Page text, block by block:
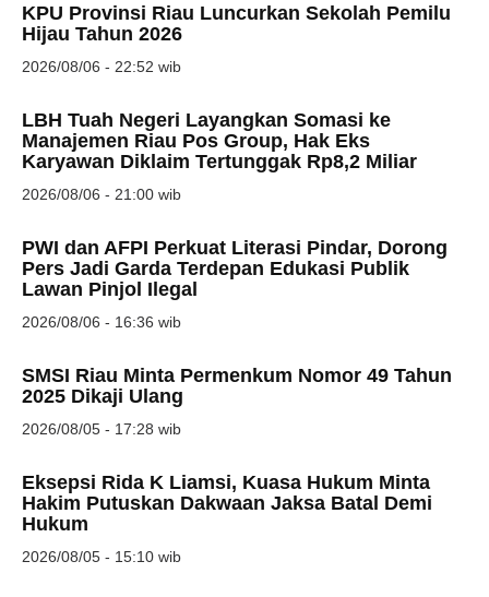
KPU Provinsi Riau Luncurkan Sekolah Pemilu
Hijau Tahun 2026
2026/08/06 - 22:52 wib
LBH Tuah Negeri Layangkan Somasi ke
Manajemen Riau Pos Group, Hak Eks
Karyawan Diklaim Tertunggak Rp8,2 Miliar
2026/08/06 - 21:00 wib
PWI dan AFPI Perkuat Literasi Pindar, Dorong
Pers Jadi Garda Terdepan Edukasi Publik
Lawan Pinjol Ilegal
2026/08/06 - 16:36 wib
SMSI Riau Minta Permenkum Nomor 49 Tahun
2025 Dikaji Ulang
2026/08/05 - 17:28 wib
Eksepsi Rida K Liamsi, Kuasa Hukum Minta
Hakim Putuskan Dakwaan Jaksa Batal Demi
Hukum
2026/08/05 - 15:10 wib